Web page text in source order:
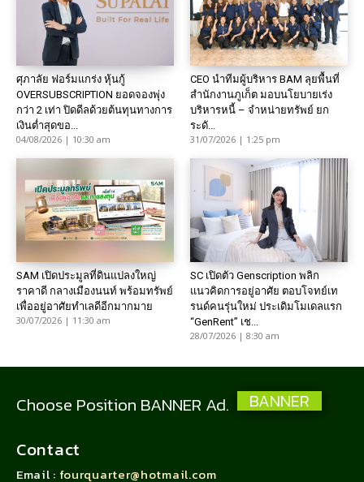
ศุภาลัย ฟอร์มแกร่ง หุ้นกู้
OVERSUBSCRIPTION ยอดจองพุ่ง
กว่า 2 เท่า ปิดดีลด้วยต้นทุนทางการ
เงินต่ำสุดขอ...
04/08/2026 | 10:30 am
CEO นำทีมผู้บริหาร BAM ลุยพื้นที่
สำนักงานภูเก็ต มอบนโยบายเร่ง
บริหารหนี้ – จำหน่ายทรัพย์ ยก
ระดั...
31/07/2026 | 1:25 pm
SAM เปิดประมูลที่ดินแปลงใหญ่
ราคาดี กลางเมืองนนท์ พร้อมทรัพย์
เพื่ออยู่อาศัยทำเลดีอีกมากมาย
30/07/2026 | 11:30 am
SC เปิดตัว Genscription พลิก
แนวคิดการอยู่อาศัย ตอบโจทย์เท
รนด์คนรุ่นใหม่ ประเดิมโมเดลแรก
“GenRent” เช...
28/07/2026 | 8:30 am
Choose Position BANNER Ad. BANNER
Contact
Email : fourquarter@hotmail.com